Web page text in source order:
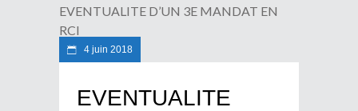
EVENTUALITE D’UN 3E MANDAT EN
RCI
4 juin 2018
EVENTUALITE